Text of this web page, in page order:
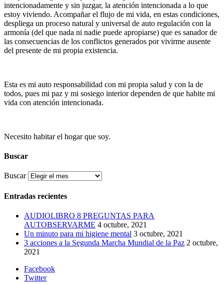
intencionadamente y sin juzgar, la atención intencionada a lo que
estoy viviendo. Acompañar el flujo de mi vida, en estas condiciones,
despliega un proceso natural y universal de auto regulación con la
armonía (del que nada ni nadie puede apropiarse) que es sanador de
las consecuencias de los conflictos generados por vivirme ausente
del presente de mi propia existencia.
Esta es mi auto responsabilidad con mi propia salud y con la de
todos, pues mi paz y mi sosiego interior dependen de que habite mi
vida con atención intencionada.
Necesito habitar el hogar que soy.
Buscar
Buscar
Entradas recientes
AUDIOLIBRO 8 PREGUNTAS PARA
AUTOBSERVARME 4 octubre, 2021
Un minuto para mi higiene mental 3 octubre, 2021
3 acciones a la Segunda Marcha Mundial de la Paz 2 octubre,
2021
Facebook
Twitter